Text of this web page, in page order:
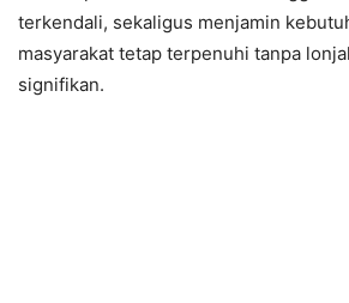
terkendali, sekaligus menjamin
masyarakat tetap terpenuhi tanpa
signifikan.